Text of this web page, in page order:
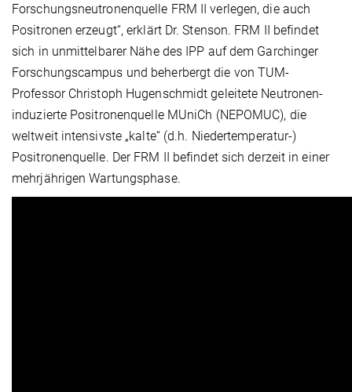
Forschungsneutronenquelle FRM II verlegen, die auch
Positronen erzeugt“, erklärt Dr. Stenson. FRM II befindet
sich in unmittelbarer Nähe des IPP auf dem Garchinger
Forschungscampus und beherbergt die von TUM-
Professor Christoph Hugenschmidt geleitete Neutronen-
induzierte Positronenquelle MUniCh (NEPOMUC), die
weltweit intensivste „kalte“ (d.h. Niedertemperatur-)
Positronenquelle. Der FRM II befindet sich derzeit in einer
mehrjährigen Wartungsphase.